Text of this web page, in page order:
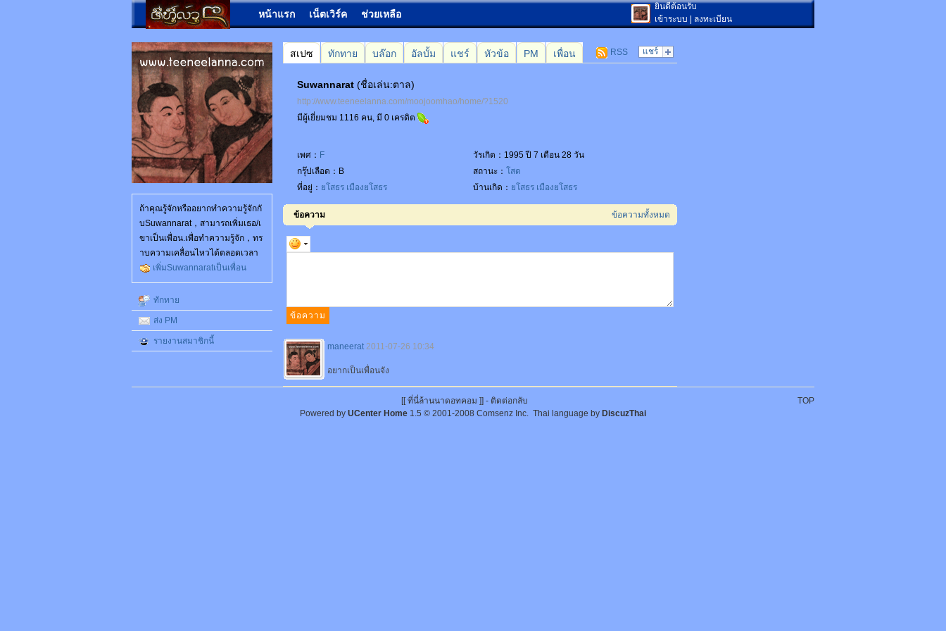
หน้าแรก เน็ตเวิร์ค ช่วยเหลือ
ยินดีต้อนรับ
เข้าระบบ
ลงทะเบียน
ถ้าคุณรู้จักหรืออยากทำความรู้จักกั
บSuwannarat，สามารถเพิ่มเธอ/เ
ขาเป็นเพื่อน.เพื่อทำความรู้จัก，ทร
าบความเคลื่อนไหวได้ตลอดเวลา
เพิ่มSuwannaratเป็นเพื่อน
ทักทาย
ส่ง PM
รายงานสมาชิกนี้
แชร์
RSS
สเปซ ทักทาย บล๊อก อัลบั้ม แชร์ หัวข้อ PM เพื่อน
Suwannarat (ชื่อเล่น:ตาล)
http://www.teeneelanna.com/moojoomhao/home/?1520
มีผู้เยี่ยมชม 1116 คน, มี 0 เครดิต
เพศ： F
วัรเกิด：1995 ปี 7 เดือน 28 วัน
กรุ๊ปเลือด：B
สถานะ： โสด
ที่อยู่： ยโสธร เมืองยโสธร บ้านเกิด： ยโสธร เมืองยโสธร
ข้อความทั้งหมด
ข้อความ
maneerat 2011-07-26 10:34
อยากเป็นเพื่อนจัง
TOP
[[ ที่นี่ล้านนาดอทคอม ]] - ติดต่อกลับ
Powered by UCenter Home 1.5 © 2001-2008 Comsenz Inc. Thai language by DiscuzThai